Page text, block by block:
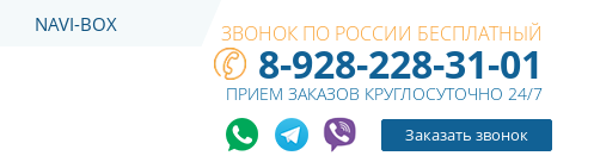
NAVI-BOX ЗВОНОК ПО РОССИИ БЕСПЛАТНЫЙ
8-928-228-31-01
ПРИЕМ ЗАКАЗОВ КРУГЛОСУТОЧНО 24/7
Заказать звонок